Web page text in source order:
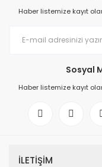
Haber listemize kayıt
Sosyal
Haber listemize kayıt
İLETİŞİM